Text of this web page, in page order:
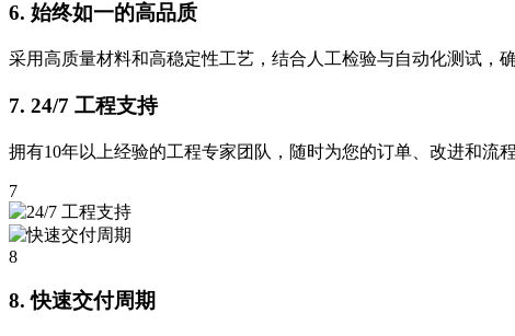
6. 始终如一的高品质
采用高质量材料和高稳定性工艺，结合人工检验与自动化测试，
7. 24/7 工程支持
拥有10年以上经验的工程专家团队，随时为您的订单、改进和流
7
8
8. 快速交付周期